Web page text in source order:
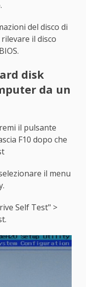
del disco di
il disco
disk
da un
il pulsante
F10 dopo che
il menu
Self Test" >